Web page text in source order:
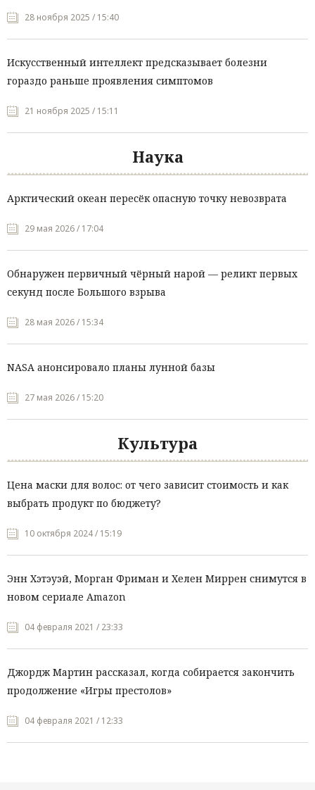
28 ноября 2025 / 15:40
Искусственный интеллект предсказывает болезни
гораздо раньше проявления симптомов
21 ноября 2025 / 15:11
Наука
Арктический океан пересёк опасную точку невозврата
29 мая 2026 / 17:04
Обнаружен первичный чёрный нарой — реликт первых
секунд после Большого взрыва
28 мая 2026 / 15:34
NASA анонсировало планы лунной базы
27 мая 2026 / 15:20
Культура
Цена маски для волос: от чего зависит стоимость и как
выбрать продукт по бюджету?
10 октября 2024 / 15:19
Энн Хэтэуэй, Морган Фриман и Хелен Миррен снимутся в
новом сериале Amazon
04 февраля 2021 / 23:33
Джордж Мартин рассказал, когда собирается закончить
продолжение «Игры престолов»
04 февраля 2021 / 12:33